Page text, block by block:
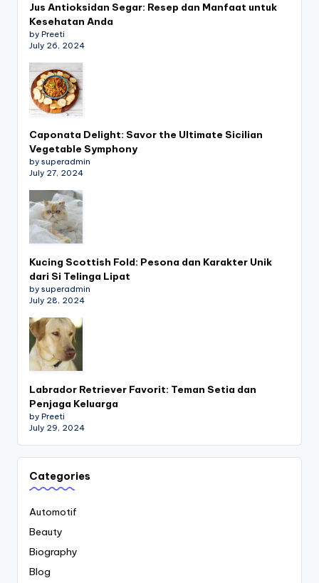
Jus Antioksidan Segar: Resep dan Manfaat untuk
Kesehatan Anda
by Preeti
July 26, 2024
Caponata Delight: Savor the Ultimate Sicilian
Vegetable Symphony
by superadmin
July 27, 2024
Kucing Scottish Fold: Pesona dan Karakter Unik
dari Si Telinga Lipat
by superadmin
July 28, 2024
Labrador Retriever Favorit: Teman Setia dan
Penjaga Keluarga
by Preeti
July 29, 2024
Categories
Automotif
Beauty
Biography
Blog